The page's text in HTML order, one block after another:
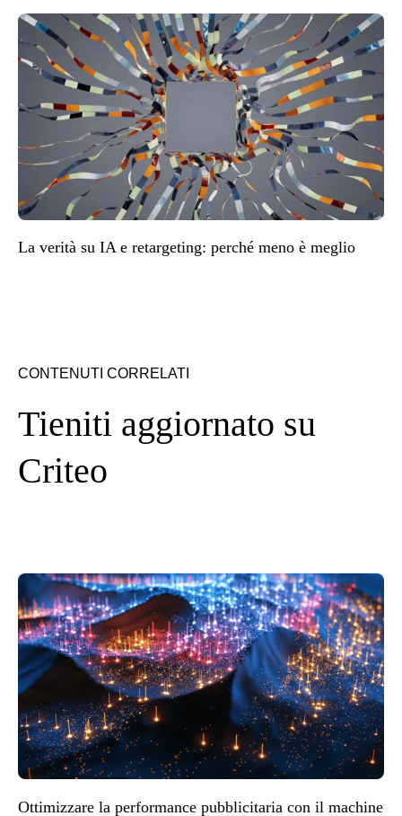
La verità su IA e retargeting: perché meno è meglio
CONTENUTI CORRELATI
Tieniti aggiornato su
Criteo
Ottimizzare la performance pubblicitaria con il machine